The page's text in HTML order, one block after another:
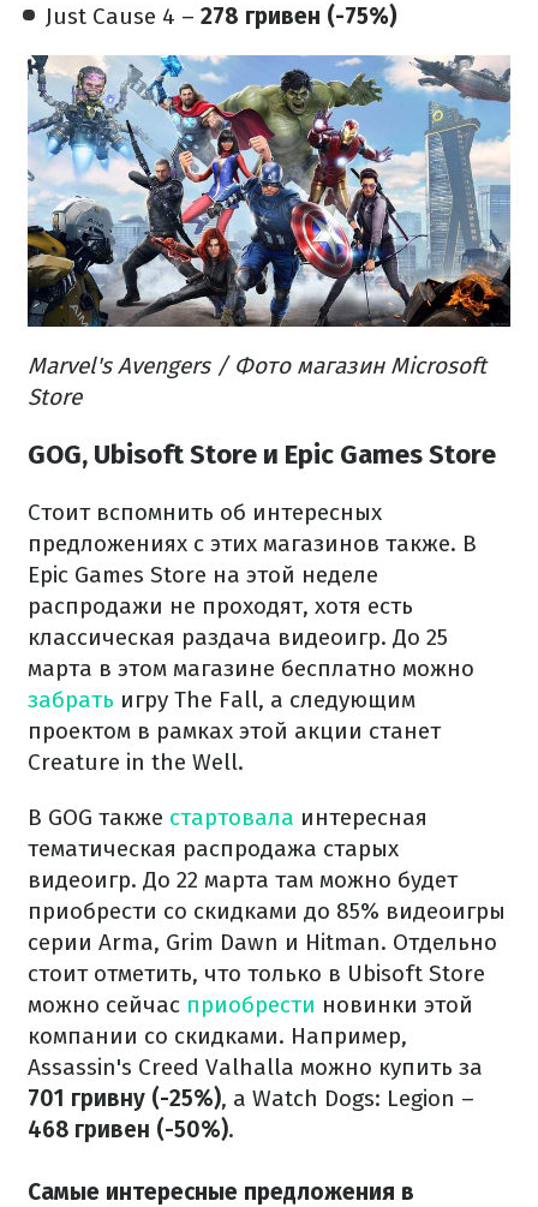
Just Cause 4 – 278 гривен (-75%)
Marvel's Avengers / Фото магазин Microsoft
Store
GOG, Ubisoft Store и Epic Games Store
Стоит вспомнить об интересных
предложениях с этих магазинов также. В
Epic Games Store на этой неделе
распродажи не проходят, хотя есть
классическая раздача видеоигр. До 25
марта в этом магазине бесплатно можно
забрать игру The Fall, а следующим
проектом в рамках этой акции станет
Creature in the Well.
В GOG также стартовала интересная
тематическая распродажа старых
видеоигр. До 22 марта там можно будет
приобрести со скидками до 85% видеоигры
серии Arma, Grim Dawn и Hitman. Отдельно
стоит отметить, что только в Ubisoft Store
можно сейчас приобрести новинки этой
компании со скидками. Например,
Assassin's Creed Valhalla можно купить за
701 гривну (-25%), а Watch Dogs: Legion –
468 гривен (-50%).
Самые интересные предложения в